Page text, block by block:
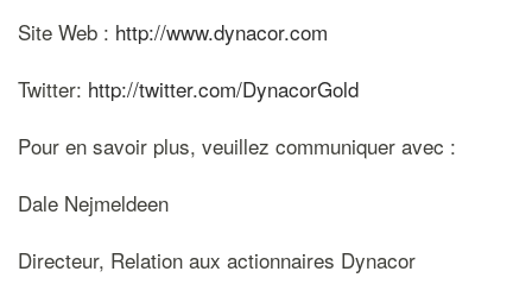
Site Web : http://www.dynacor.com
Twitter: http://twitter.com/DynacorGold
Pour en savoir plus, veuillez communiquer avec :
Dale Nejmeldeen
Directeur, Relation aux actionnaires Dynacor